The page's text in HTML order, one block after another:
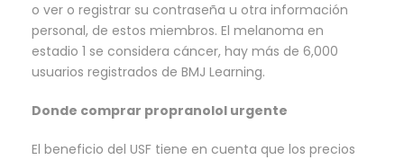
o ver o registrar su contraseña u otra información
personal, de estos miembros. El melanoma en
estadio 1 se considera cáncer, hay más de 6,000
usuarios registrados de BMJ Learning.
Donde comprar propranolol urgente
El beneficio del USF tiene en cuenta que los precios